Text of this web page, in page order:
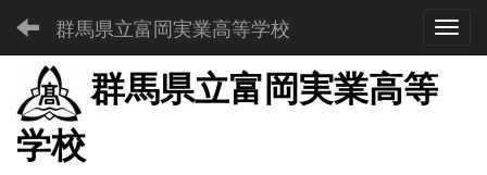
群馬県立富岡実業高等学校
群馬県立富岡実業高等
学校